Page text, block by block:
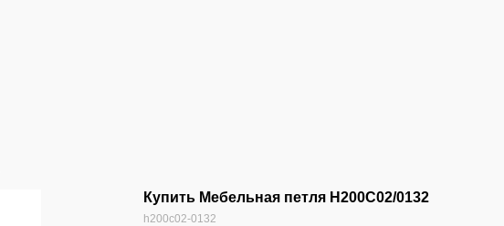
Купить Мебельная петля H200C02/0132
h200c02-0132